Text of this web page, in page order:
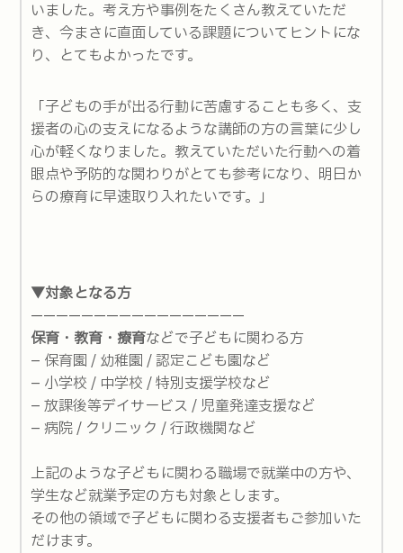
いました。考え方や事例をたくさん教えていただ
き、今まさに直面している課題についてヒントにな
り、とてもよかったです。
「子どもの手が出る行動に苦慮することも多く、支
援者の心の支えになるような講師の方の言葉に少し
心が軽くなりました。教えていただいた行動への着
眼点や予防的な関わりがとても参考になり、明日か
らの療育に早速取り入れたいです。」
▼対象となる方
—————————————————
保育・教育・療育などで子どもに関わる方
– 保育園 / 幼稚園 / 認定こども園など
– 小学校 / 中学校 / 特別支援学校など
– 放課後等デイサービス / 児童発達支援など
– 病院 / クリニック / 行政機関など
上記のような子どもに関わる職場で就業中の方や、
学生など就業予定の方も対象とします。
その他の領域で子どもに関わる支援者もご参加いた
だけます。